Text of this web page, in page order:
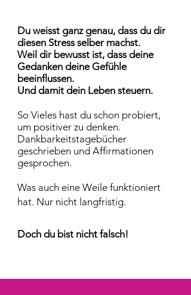
Du weisst ganz genau, dass du dir
diesen Stress selber machst.
Weil dir bewusst ist, dass deine
Gedanken deine Gefühle
beeinflussen.
Und damit dein Leben steuern.
So Vieles hast du schon probiert,
um positiver zu denken.
Dankbarkeitstagebücher
geschrieben und Affirmationen
gesprochen.
Was auch eine Weile funktioniert
hat. Nur nicht langfristig.
Doch du bist nicht falsch!